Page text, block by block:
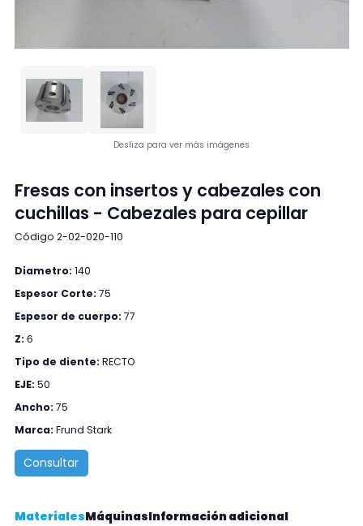
Desliza para ver más imágenes
Fresas con insertos y cabezales con
cuchillas - Cabezales para cepillar
Código 2-02-020-110
Diametro: 140
Espesor Corte: 75
Espesor de cuerpo: 77
Z: 6
Tipo de diente: RECTO
EJE: 50
Ancho: 75
Marca: Frund Stark
Consultar
MaterialesMáquinasInformación adicional